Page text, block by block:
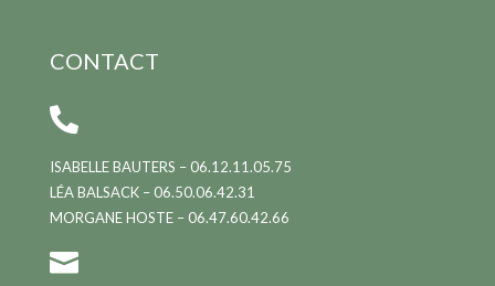
CONTACT

ISABELLE BAUTERS – 06.12.11.05.75
LÉA BALSACK – 06.50.06.42.31
MORGANE HOSTE – 06.47.60.42.66
